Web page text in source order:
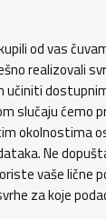
od vas
realizovali
učiniti
slučaju ćemo
okolnostima
Ne
vaše lične
za koje